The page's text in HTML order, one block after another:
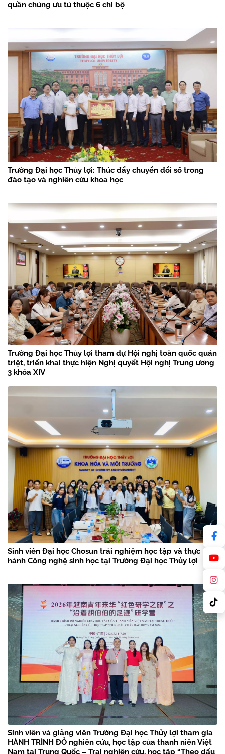
quần chúng ưu tú thuộc 6 chi bộ
Trường Đại học Thủy lợi: Thúc đẩy chuyển đổi số trong
đào tạo và nghiên cứu khoa học
Trường Đại học Thủy lợi tham dự Hội nghị toàn quốc quán
triệt, triển khai thực hiện Nghị quyết Hội nghị Trung ương
3 khóa XIV
Sinh viên Đại học Chosun trải nghiệm học tập và thực
hành Công nghệ sinh học tại Trường Đại học Thủy lợi
Sinh viên và giảng viên Trường Đại học Thủy lợi tham gia
HÀNH TRÌNH ĐỎ nghiên cứu, học tập của thanh niên Việt
Nam tại Trung Quốc – Trại nghiên cứu, học tập “Theo dấu